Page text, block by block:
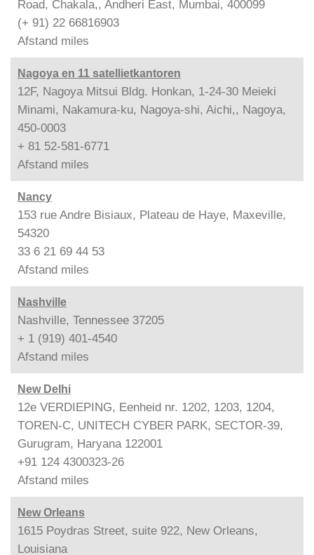
Road, Chakala,, Andheri East, Mumbai, 400099
(+ 91) 22 66816903
Afstand miles
Nagoya en 11 satellietkantoren
12F, Nagoya Mitsui Bldg. Honkan, 1-24-30 Meieki
Minami, Nakamura-ku, Nagoya-shi, Aichi,, Nagoya,
450-0003
+ 81 52-581-6771
Afstand miles
Nancy
153 rue Andre Bisiaux, Plateau de Haye, Maxeville,
54320
33 6 21 69 44 53
Afstand miles
Nashville
Nashville, Tennessee 37205
+ 1 (919) 401-4540
Afstand miles
New Delhi
12e VERDIEPING, Eenheid nr. 1202, 1203, 1204,
TOREN-C, UNITECH CYBER PARK, SECTOR-39,
Gurugram, Haryana 122001
+91 124 4300323-26
Afstand miles
New Orleans
1615 Poydras Street, suite 922, New Orleans,
Louisiana